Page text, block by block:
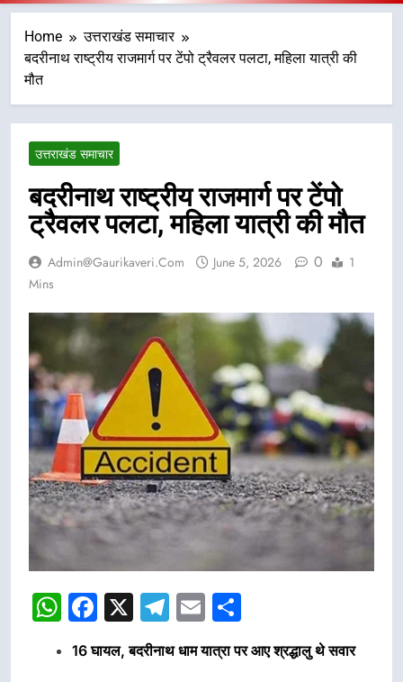
Home
उत्तराखंड समाचार
बदरीनाथ राष्ट्रीय राजमार्ग पर टेंपो ट्रैवलर पलटा, महिला यात्री की
मौत
उत्तराखंड समाचार
बदरीनाथ राष्ट्रीय राजमार्ग पर टेंपो
ट्रैवलर पलटा, महिला यात्री की मौत
Admin@gaurikaveri.com June 5, 2026 0
1
Mins
WhatsApp
Facebook
X Telegram
Email
16 घायल, बदरीनाथ धाम यात्रा पर आए श्रद्धालु थे सवार